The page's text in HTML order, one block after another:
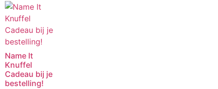
Name It
Knuffel
Cadeau bij je
bestelling!